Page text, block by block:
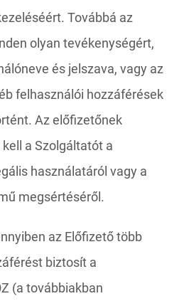
Továbbá az
olyan tevékenységért,
és jelszava, vagy az
felhasználói hozzáférések
Az előfizetőnek
a Szolgáltatót a
használatáról vagy a
megsértéséről.
az Előfizető több
biztosít a
(a továbbiakban